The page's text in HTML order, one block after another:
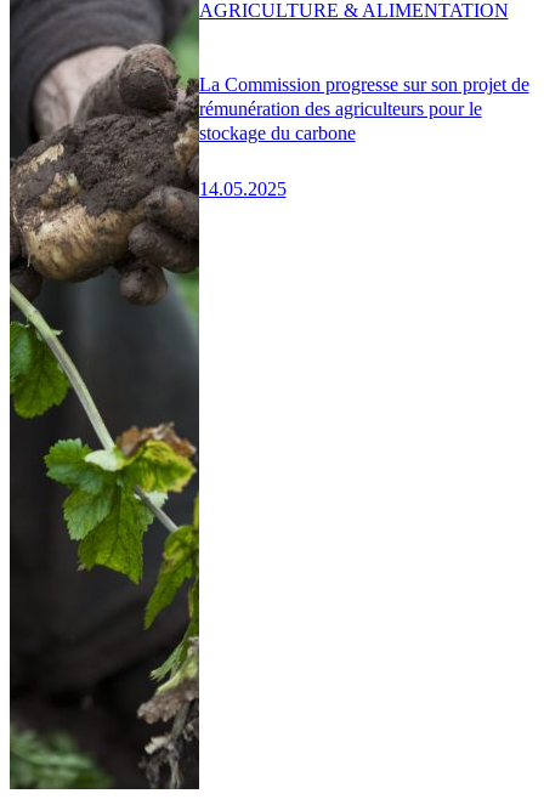
La Commission progresse sur son projet de
rémunération des agriculteurs pour le
stockage du carbone
14.05.2025
AGRICULTURE & ALIMENTATION